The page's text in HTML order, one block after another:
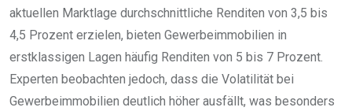
aktuellen Marktlage durchschnittliche Renditen von 3,5 bis
4,5 Prozent erzielen, bieten Gewerbeimmobilien in
erstklassigen Lagen häufig Renditen von 5 bis 7 Prozent.
Experten beobachten jedoch, dass die Volatilität bei
Gewerbeimmobilien deutlich höher ausfällt, was besonders